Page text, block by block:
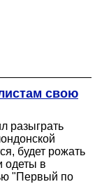
свою
разыграть
будет рожать
одеты в
"Первый по